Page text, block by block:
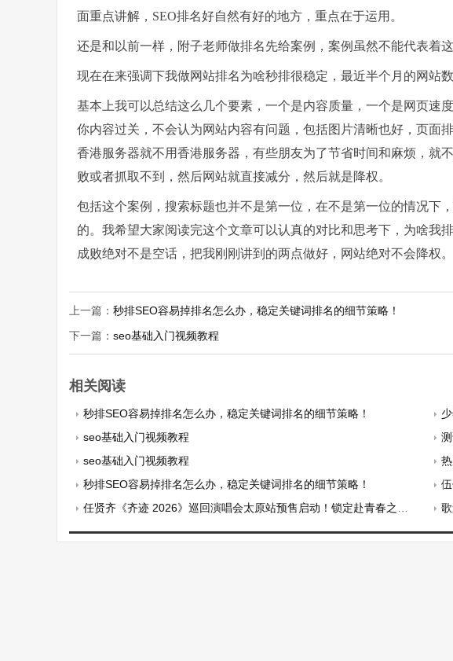
面重点讲解，SEO排名好自然有好的地方，重点在于运用。
还是和以前一样，附子老师做排名先给案例，案例虽然不能代表着
现在在来强调下我做网站排名为啥秒排很稳定，最近半个月的网站
基本上我可以总结这么几个要素，一个是内容质量，一个是网页速
你内容过关，不会认为网站内容有问题，包括图片清晰也好，页面
香港服务器就不用香港服务器，有些朋友为了节省时间和麻烦，就
败或者抓取不到，然后网站就直接减分，然后就是降权。
包括这个案例，搜索标题也并不是第一位，在不是第一位的情况下
的。我希望大家阅读完这个文章可以认真的对比和思考下，为啥我
成败绝对不是空话，把我刚刚讲到的两点做好，网站绝对不会降权。
上一篇： 秒排SEO容易掉排名怎么办，稳定关键词排名的细节策略！
下一篇： seo基础入门视频教程
相关阅读
秒排SEO容易掉排名怎么办，稳定关键词排名的细节策略！
少
seo基础入门视频教程
seo基础入门视频教程
秒排SEO容易掉排名怎么办，稳定关键词排名的细节策略！
任贤齐《齐迹 2026》巡回演唱会太原站预售启动！锁定赴青春之约席位